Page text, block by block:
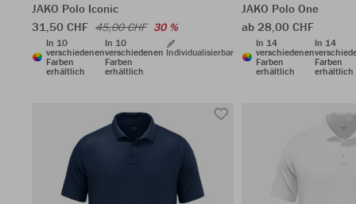
JAKO Polo Iconic
31,50 CHF 45,00 CHF 30 %
In 10
verschiedenen
Farben
erhältlich
In 10
verschiedenen
Farben
erhältlich
Individualisierbar
JAKO Polo One
ab 28,00 CHF
In 14
verschiedenen
Farben
erhältlich
In 14
Farben
erhältlich